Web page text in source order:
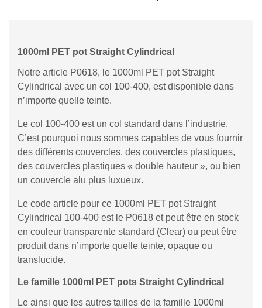
1000ml PET pot Straight Cylindrical
Notre article P0618, le 1000ml PET pot Straight
Cylindrical avec un col 100-400, est disponible dans
n’importe quelle teinte.
Le col 100-400 est un col standard dans l’industrie.
C’est pourquoi nous sommes capables de vous fournir
des différents couvercles, des couvercles plastiques,
des couvercles plastiques « double hauteur », ou bien
un couvercle alu plus luxueux.
Le code article pour ce 1000ml PET pot Straight
Cylindrical 100-400 est le P0618 et peut être en stock
en couleur transparente standard (Clear) ou peut être
produit dans n’importe quelle teinte, opaque ou
translucide.
Le famille 1000ml PET pots Straight Cylindrical
Le ainsi que les autres tailles de la famille 1000ml